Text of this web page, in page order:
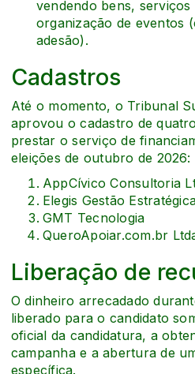
vendendo bens,
organização de eventos
adesão).
Cadastros
Até o momento, o Tribunal
aprovou o cadastro de
prestar o serviço de
eleições de outubro de 2026:
AppCívico Consultoria
Elegis Gestão
GMT Tecnologia
QueroApoiar.com.br
Liberação de
O dinheiro arrecadado
liberado para o candidato
oficial da candidatura, a
campanha e a abertura de
específica.